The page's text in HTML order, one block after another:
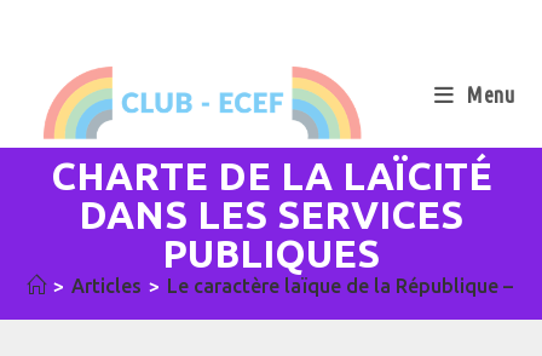
Menu
CHARTE DE LA LAÏCITÉ
DANS LES SERVICES
PUBLIQUES
> Articles > Le caractère laïque de la République –